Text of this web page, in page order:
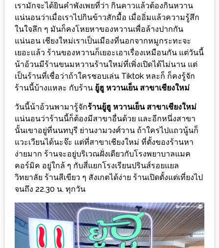
FESTIVAL
10
ร้าน
พ่อ
ค้า
แซ่บ
สวย
ร้าน
รวย
เสน่ห์
ของ
เชียงใหม่
ที่
ต้อง
ลอง
เรามักจะได้ยินคำพังเพยที่ว่า กินคาวแล้วต้องกินหวาน
แน่นอนว่าเมื่อเราไปกินข้าวสักมื้อ เมื่ออิ่มแล้วความรู้สึก
ในใจลึก ๆ มันก็คงโหยหาของหวานเพื่อล้างปากกัน
แน่นอน เชียงใหม่เราเป็นเมืองที่นอกจากหมูกระทะจะ
เยอะแล้ว ร้านของหวานก็เยอะเอาเรื่องเหมือนกัน แต่วันนี้
น้าอ้วนมีร้านขนมหวานร้านใหม่ที่เพิ่งเปิดได้ไม่นาน แต่
เป็นร้านที่เชื่อว่าถ้าใครชอบเล่น Tiktok หละก็ ก็คงรู้จัก
ร้านนี้บ้างแหละ กับร้าน ยู้ฮู หวานเย็น สาขาเชียงใหม่
วันนี้น้าอ้วนพามารู้จักร้านยู้ฮู หวานเย็น สาขาเชียงใหม่
แน่นอนว่าร้านนี้ก็ต้องมีสาขาอื่นด้วย และอีกหนึ่งสาขา
นั้นเขาอยู่ที่นนทบุรี ย่านงามวงศ์วาน ถ้าใครไปแถวนู้นก็
แวะเวียนได้นะจ๊ะ แต่ที่สาขาเชียงใหม่ ที่ตั้งของร้านหา
ง่ายมาก ร้านจะอยู่บริเวณฝั่งเดียวกับโรงพยาบาลแมค
คอร์มิค อยู่ใกล้ ๆ กับสี่แยกโรงเรียนปรินส์รอยแยล
วิทยาลัย ร้านสีเขียว ๆ สังเกตได้ง่าย ร้านเปิดตั้งแต่เที่ยงไป
จนถึง 22.30 น. ทุกวัน